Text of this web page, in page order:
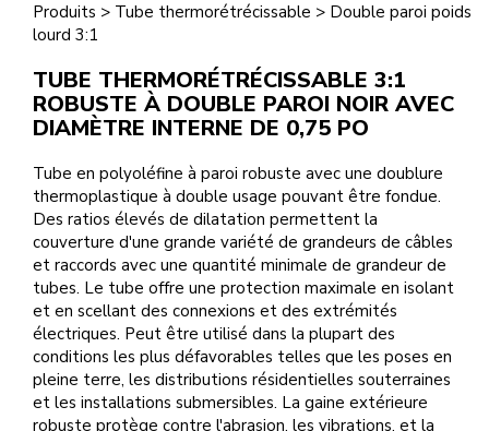
Produits > Tube thermorétrécissable > Double paroi poids
lourd 3:1
TUBE THERMORÉTRÉCISSABLE 3:1
ROBUSTE À DOUBLE PAROI NOIR AVEC
DIAMÈTRE INTERNE DE 0,75 PO
Tube en polyoléfine à paroi robuste avec une doublure
thermoplastique à double usage pouvant être fondue.
Des ratios élevés de dilatation permettent la
couverture d'une grande variété de grandeurs de câbles
et raccords avec une quantité minimale de grandeur de
tubes. Le tube offre une protection maximale en isolant
et en scellant des connexions et des extrémités
électriques. Peut être utilisé dans la plupart des
conditions les plus défavorables telles que les poses en
pleine terre, les distributions résidentielles souterraines
et les installations submersibles. La gaine extérieure
robuste protège contre l'abrasion, les vibrations, et la